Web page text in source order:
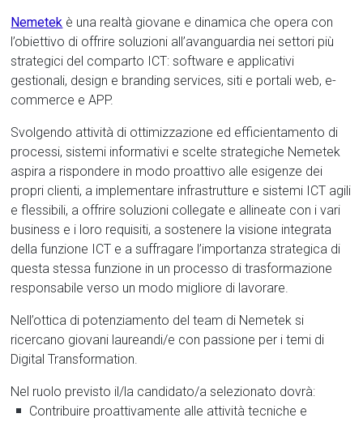
Nemetek è una realtà giovane e dinamica che opera con
l’obiettivo di offrire soluzioni all’avanguardia nei settori più
strategici del comparto ICT: software e applicativi
gestionali, design e branding services, siti e portali web, e-
commerce e APP.
Svolgendo attività di ottimizzazione ed efficientamento di
processi, sistemi informativi e scelte strategiche Nemetek
aspira a rispondere in modo proattivo alle esigenze dei
propri clienti, a implementare infrastrutture e sistemi ICT agili
e flessibili, a offrire soluzioni collegate e allineate con i vari
business e i loro requisiti, a sostenere la visione integrata
della funzione ICT e a suffragare l’importanza strategica di
questa stessa funzione in un processo di trasformazione
responsabile verso un modo migliore di lavorare.
Nell’ottica di potenziamento del team di Nemetek si
ricercano giovani laureandi/e con passione per i temi di
Digital Transformation.
Nel ruolo previsto il/la candidato/a selezionato dovrà:
Contribuire proattivamente alle attività tecniche e